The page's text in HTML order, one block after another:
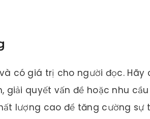
có giá trị cho người đọc. Hãy
giải quyết vấn đề hoặc nhu
lượng cao để tăng cường sự